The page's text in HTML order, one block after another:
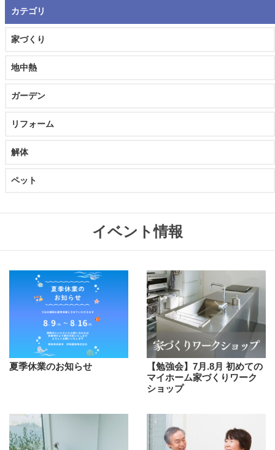
カテゴリ
家づくり
地中熱
ガーデン
リフォーム
解体
ペット
イベント情報
夏季休業のお知らせ
【勉強会】7月.8月 初めての
マイホーム家づくりワーク
ショップ